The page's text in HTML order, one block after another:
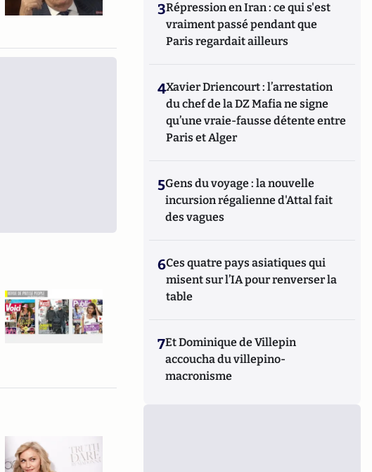
3Répression en Iran : ce qui s'est
vraiment passé pendant que
Paris regardait ailleurs
4Xavier Driencourt : l’arrestation
du chef de la DZ Mafia ne signe
qu’une vraie-fausse détente entre
Paris et Alger
5Gens du voyage : la nouvelle
incursion régalienne d'Attal fait
des vagues
6Ces quatre pays asiatiques qui
misent sur l’IA pour renverser la
table
7Et Dominique de Villepin
accoucha du villepino-
macronisme